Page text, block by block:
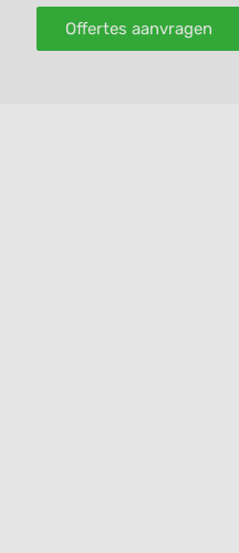
Offertes aanvragen